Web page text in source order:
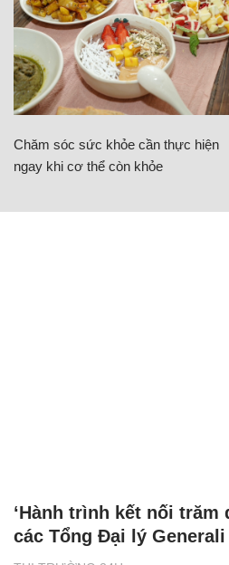
Chăm sóc sức khỏe cần thực hiện
ngay khi cơ thể còn khỏe
‘Hành trình kết nối trăm
các Tổng Đại lý